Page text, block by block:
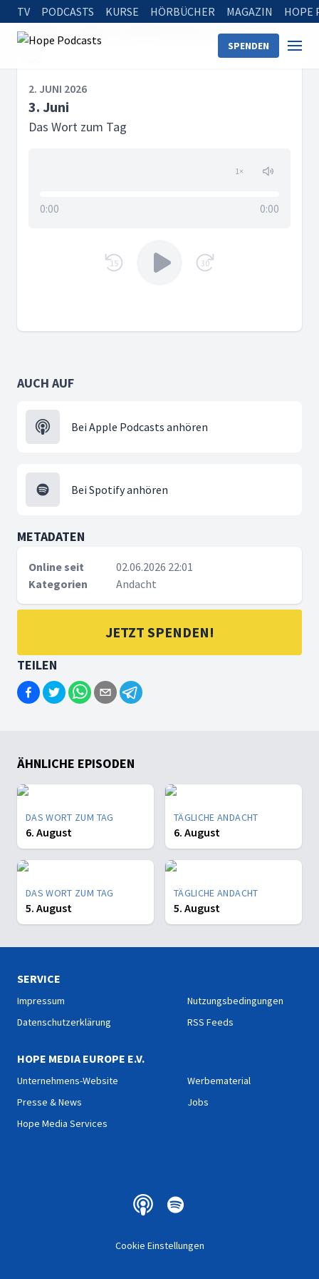
TV PODCASTS KURSE HÖRBÜCHER MAGAZIN HOPE
SPENDEN
Startseite 3. Juni
2. JUNI 2026
3. Juni
Das Wort zum Tag
1×
0:00 0:00
15 30
AUCH AUF
Bei Apple Podcasts anhören
Bei Spotify anhören
METADATEN
Online seit
02.06.2026 22:01
Kategorien
Andacht
JETZT SPENDEN!
TEILEN
ÄHNLICHE EPISODEN
DAS WORT ZUM TAG
6. August
TÄGLICHE ANDACHT
6. August
DAS WORT ZUM TAG
5. August
TÄGLICHE ANDACHT
5. August
SERVICE
Impressum
Datenschutzerklärung
Nutzungsbedingungen
RSS Feeds
HOPE MEDIA EUROPE E.V.
Unternehmens-Website
Presse & News
Hope Media Services
Werbematerial
Jobs
Cookie Einstellungen